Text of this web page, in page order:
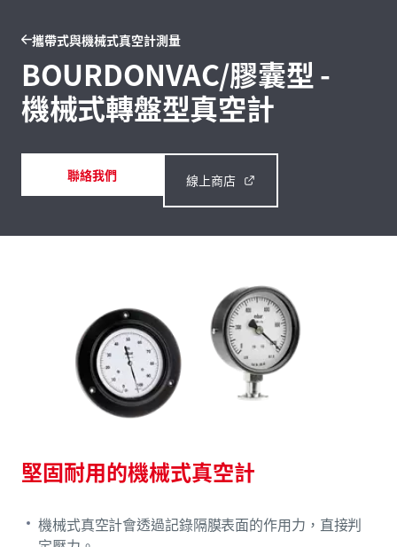
攜帶式與機械式真空計測量
BOURDONVAC/膠囊型 -
機械式轉盤型真空計
聯絡我們 線上商店
堅固耐用的機械式真空計
機械式真空計會透過記錄隔膜表面的作用力，直接判